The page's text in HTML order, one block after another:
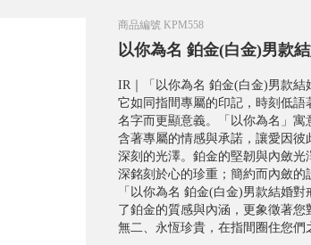
商品編號 KPM558
以你為名 鉑金(白金)男款
IR｜「以你為名 鉑金(白金)男款
它如同指間專屬的印記，時刻低
名字而更顯意義。「以你為名」
含著專屬的情感與承諾，讓愛因
深刻的光澤。鉑金的堅韌與內斂
深銘刻於心的珍重；簡約而內斂
「以你為名 鉑金(白金)男款結婚
了鉑金的質感與內涵，更象徵著
無二、永恆珍貴，在指間圈住您